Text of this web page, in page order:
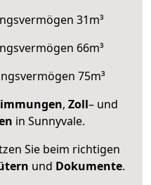
31m³
66m³
75m³
, Zoll– und
in Sunnyvale.
Sie beim richtigen
und Dokumente.